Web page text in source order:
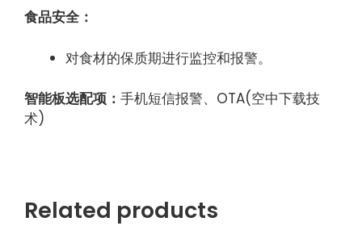
食品安全：
对食材的保质期进行监控和报警。
智能板选配项： 手机短信报警、OTA(空中下载技
术)
Related products